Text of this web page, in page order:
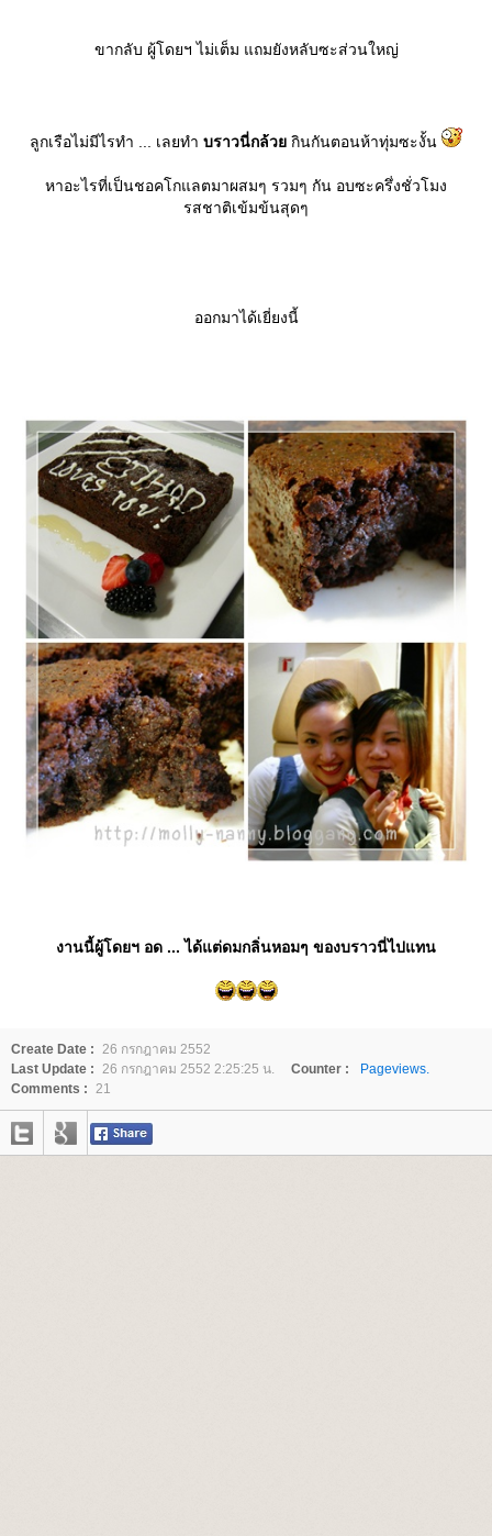
ขากลับ ผู้โดยฯ ไม่เต็ม แถมยังหลับซะส่วนใหญ่
ลูกเรือไม่มีไรทำ ... เลยทำ บราวนี่กล้ว กินกันตอนห้าทุ่มซะงั้น
หาอะไรที่เป็นชอคโกแลตมาผสมๆ รวมๆ กัน อบซะครึ่งชั่วโมง
รสชาติเข้มข้นสุดๆ
ออกมาได้เยี่ยงนี้
งานนี้ผู้โดยฯ อด ... ได้แต่ดมกลิ่นหอมๆ ของบราวนี่ไปแทน
Create Date : 26 กรกฎาคม 2552
Last Update : 26 กรกฎาคม 2552 2:25:25 น. Counter :
Pageviews.
Comments : 21